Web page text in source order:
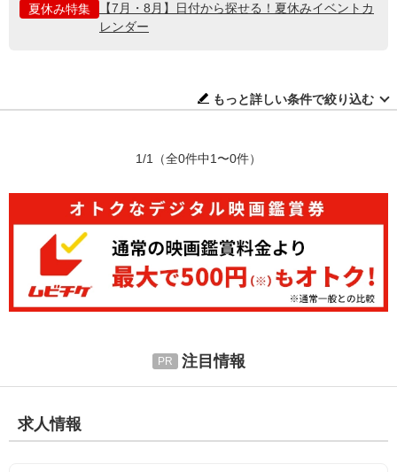
夏休み特集
【7月・8月】日付から探せる！夏休みイベントカ
レンダー
もっと詳しい条件で絞り込む
1/1 （全0件中1〜0件）
注目情報
求人情報